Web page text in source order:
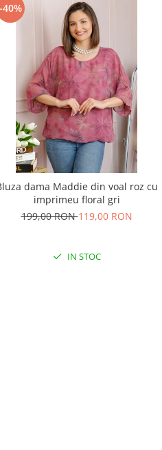
-40%
dama Maddie din voal roz cu
imprimeu floral gri
199,00 RON119,00 RON
IN STOC